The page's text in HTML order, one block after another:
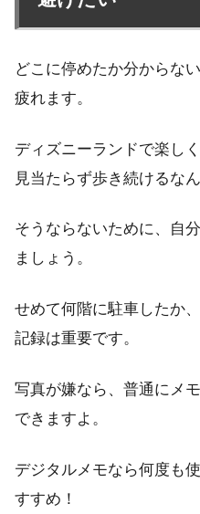
どこに停めたか分からな
疲れます。
ディズニーランドで楽し
見当たらず歩き続けるな
そうならないために、自
ましょう。
せめて何階に駐車したか
記録は重要です。
写真が嫌なら、普通にメ
できますよ。
デジタルメモなら何度も
すすめ！